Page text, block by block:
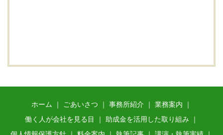
ホーム ごあいさつ 事務所紹介
業務案内
働く人が会社を見る目
助成金を活用した取り組み